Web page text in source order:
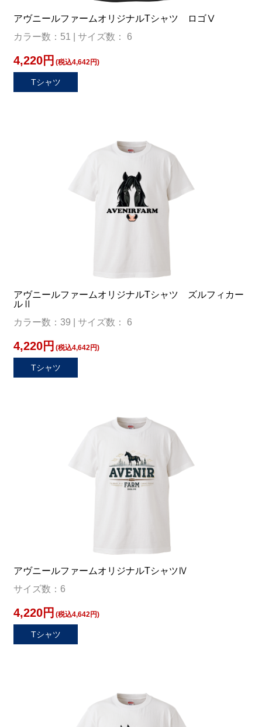
アヴニールファームオリジナルTシャツ ロゴⅤ
カラー数：51 | サイズ数： 6
4,220円 (税込4,642円)
Tシャツ
アヴニールファームオリジナルTシャツ ズルフィカー
ルⅡ
カラー数：39 | サイズ数： 6
4,220円 (税込4,642円)
Tシャツ
アヴニールファームオリジナルTシャツⅣ
サイズ数：6
4,220円 (税込4,642円)
Tシャツ